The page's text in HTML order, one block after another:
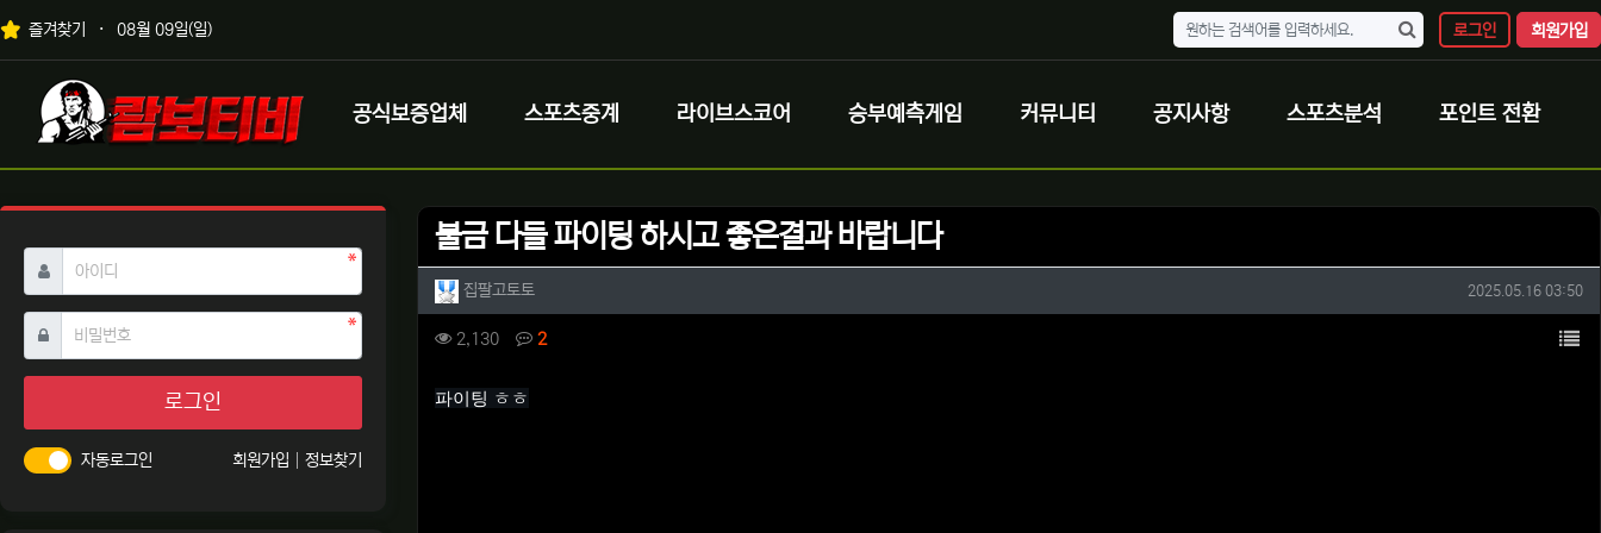
상단 네비
즐겨찾기 08월 09일(일) 로그인 회원가입
메인 메뉴
로고
공식보증업체 스포츠중계 라이브스코어 승부예측게임 커뮤니티 공지사항 스포츠분석 포인트 전환
불금 다들 파이팅 하시고 좋은결과 바랍니다
작성자 정보
집팔고토토 작성일
2025.05.16 03:50
컨텐츠 정보
2,130조회 2댓글 목
본문
파이팅 ㅎㅎ
아이디 필수
비밀번호필수
로그인
자동로그인 회원가입 정보찾기